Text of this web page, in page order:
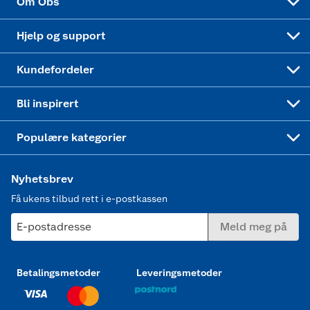
Hjelp og support
Kundefordeler
Bli inspirert
Populære kategorier
Nyhetsbrev
Få ukens tilbud rett i e-postkassen
E-postadresse Meld meg på
Betalingsmetoder Leveringsmetoder